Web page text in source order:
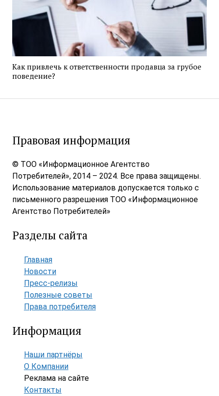
Как привлечь к ответственности продавца за грубое
поведение?
Правовая информация
© ТОО «Информационное Агентство
Потребителей», 2014 – 2024. Все права защищены.
Использование материалов допускается только с
письменного разрешения ТОО «Информационное
Агентство Потребителей»
Разделы сайта
Главная
Новости
Пресс-релизы
Полезные советы
Права потребителя
Информация
Наши партнёры
О Компании
Реклама на сайте
Контакты